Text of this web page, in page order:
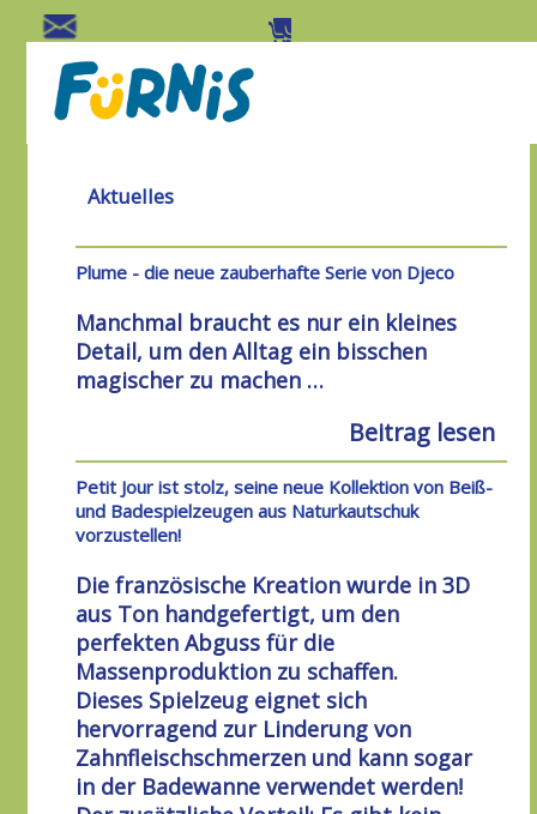
Aktuelles
Plume - die neue zauberhafte Serie von Djeco
Manchmal braucht es nur ein kleines
Detail, um den Alltag ein bisschen
magischer zu machen …
Beitrag lesen
Petit Jour ist stolz, seine neue Kollektion von Beiß-
und Badespielzeugen aus Naturkautschuk
vorzustellen!
Die französische Kreation wurde in 3D
aus Ton handgefertigt, um den
perfekten Abguss für die
Massenproduktion zu schaffen.
Dieses Spielzeug eignet sich
hervorragend zur Linderung von
Zahnfleischschmerzen und kann sogar
in der Badewanne verwendet werden!